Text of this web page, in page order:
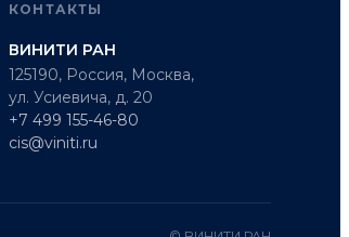
КОНТАКТЫ
ВИНИТИ РАН
125190, Россия, Москва,
ул. Усиевича, д. 20
+7 499 155-46-80
cis@viniti.ru